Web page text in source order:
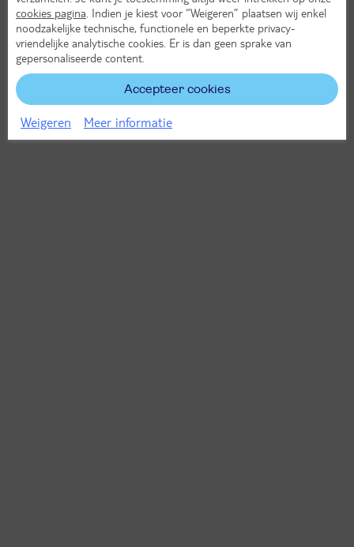
cookies pagina . Indien je kiest voor “Weigeren” plaatsen wij enkel
noodzakelijke technische, functionele en beperkte privacy-
vriendelijke analytische cookies. Er is dan geen sprake van
gepersonaliseerde content.
Accepteer cookies
Weigeren Meer informatie